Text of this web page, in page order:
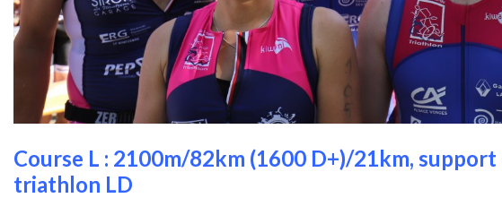
Course L : 2100m/82km (1600 D+)/21km,
triathlon LD